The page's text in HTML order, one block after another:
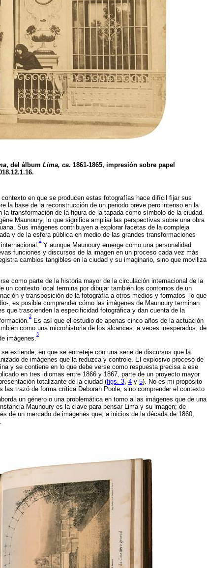
, del álbum Lima, ca. 1861-1865, impresión sobre papel
en que se producen estas fotografías hace difícil fijar sus
la base de la reconstrucción de un periodo breve pero intenso en la
transformación de la figura de la tapada como símbolo de la ciudad.
Maunoury, lo que significa ampliar las perspectivas sobre una obra
Sus imágenes contribuyen a explorar facetas de la compleja
y de la esfera pública en medio de las grandes transformaciones
1
Y aunque Maunoury emerge como una personalidad
funciones y discursos de la imagen en un proceso cada vez más
cambios tangibles en la ciudad y su imaginario, sino que moviliza
como parte de la historia mayor de la circulación internacional de la
contexto local termina por dibujar también los contornos de un
y transposición de la fotografía a otros medios y formatos -lo que
, es posible comprender cómo las imágenes de Maunoury terminan
que trascienden la especificidad fotográfica y dan cuenta de la
2
Es así que el estudio de apenas cinco años de la actuación
como una microhistoria de los alcances, a veces inesperados, de
imágenes.
3
extiende, en que se entreteje con una serie de discursos que la
de imágenes que la reduzca y controle. El explosivo proceso de
y se contiene en lo que debe verse como respuesta precisa a ese
en tres idiomas entre 1866 y 1867, parte de un proyecto mayor
totalizante de la ciudad (figs. 3, 4 y 5). No es mi propósito
trazó de forma crítica Deborah Poole, sino comprender el contexto
un género o una problemática en torno a las imágenes que de una
Maunoury es la clave para pensar Lima y su imagen; de
de un mercado de imágenes que, a inicios de la década de 1860,